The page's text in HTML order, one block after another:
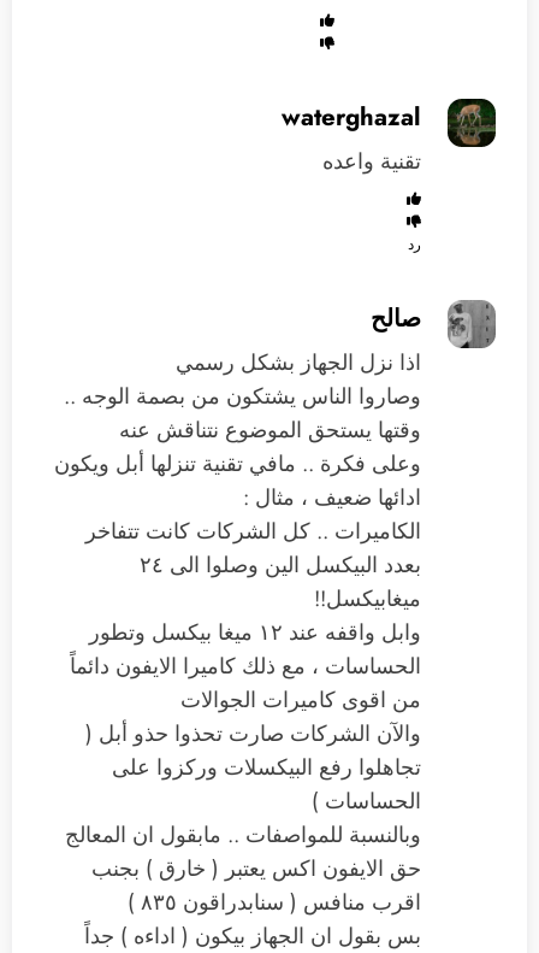
waterghazal
تقنية واعده
رد
صالح
اذا نزل الجهاز بشكل رسمي
وصاروا الناس يشتكون من بصمة الوجه ..
وقتها يستحق الموضوع نتناقش عنه
وعلى فكرة .. مافي تقنية تنزلها أبل ويكون
ادائها ضعيف ، مثال :
الكاميرات .. كل الشركات كانت تتفاخر
بعدد البيكسل الين وصلوا الى ٢٤
ميغابيكسل!!
وابل واقفه عند ١٢ ميغا بيكسل وتطور
الحساسات ، مع ذلك كاميرا الايفون دائماً
من اقوى كاميرات الجوالات
والآن الشركات صارت تحذوا حذو أبل (
تجاهلوا رفع البيكسلات وركزوا على
الحساسات )
وبالنسبة للمواصفات .. مابقول ان المعالج
حق الايفون اكس يعتبر ( خارق ) بجنب
اقرب منافس ( سنابدراقون ٨٣٥ )
بس بقول ان الجهاز بيكون ( اداءه ) جداً